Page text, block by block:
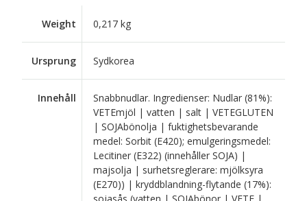
Weight 0,217 kg
Ursprung Sydkorea
Innehåll
Snabbnudlar. Ingredienser: Nudlar (81%):
VETEmjöl | vatten | salt | VETEGLUTEN
| SOJAbönolja | fuktighetsbevarande
medel: Sorbit (E420); emulgeringsmedel:
Lecitiner (E322) (innehåller SOJA) |
majsolja | surhetsreglerare: mjölksyra
(E270)) | kryddblandning-flytande (17%):